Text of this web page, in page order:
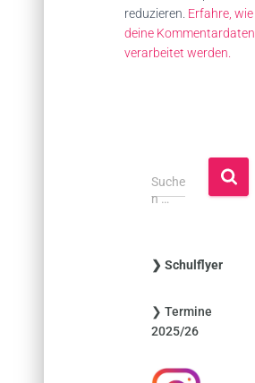
reduzieren. Erfahre, wie
deine Kommentardaten
verarbeitet werden.
S
u
n
a
c
Suche
n …
❯ Schulflyer
❯ Termine
2025/26